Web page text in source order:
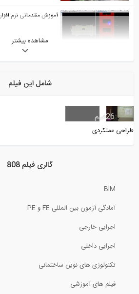
آموزش مقدماتی نرم افزار ETABS 2016-...
سازه های تنسگریتی
آموزش مقدماتی نرم افزار ETABS 2016-...
مشاهده بیشتر
شامل این فیلم
طراحی عملکردی
26فیلم
گالری فیلم 808
BIM
آمادگی آزمون بین المللی FE و PE
اجرایی خارجی
اجرایی داخلی
تکنولوژی های نوین ساختمانی
فیلم های آموزشی